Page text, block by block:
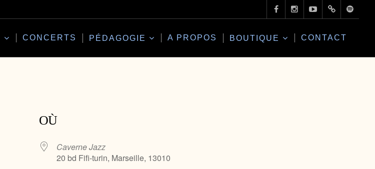
CONCERTS PÉDAGOGIE A PROPOS BOUTIQUE CONTACT
OÙ
Caverne Jazz
20 bd Fifi-turin, Marseille, 13010